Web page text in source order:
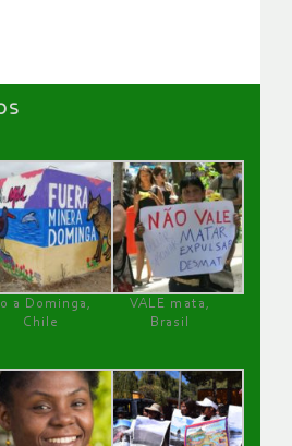
a Dominga,
Chile
VALE mata,
Brasil